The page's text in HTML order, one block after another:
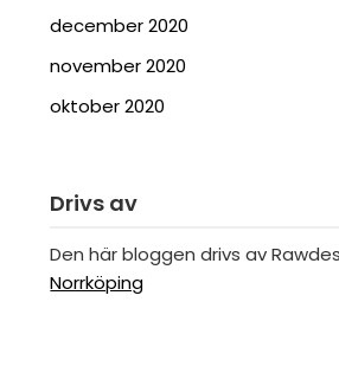
december 2020
november 2020
oktober 2020
Drivs av
Den här bloggen drivs av
Norrköping